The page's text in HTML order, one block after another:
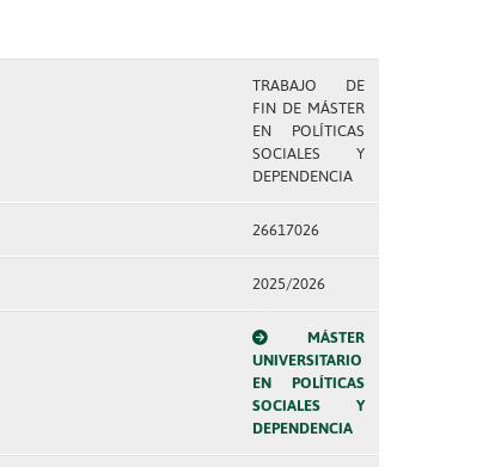
TRABAJO DE
FIN DE MÁSTER
EN POLÍTICAS
SOCIALES Y
DEPENDENCIA
26617026
2025/2026
MÁSTER
UNIVERSITARIO
EN POLÍTICAS
SOCIALES Y
DEPENDENCIA